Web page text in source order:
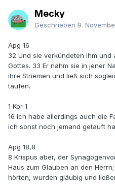
Mecky
Geschrieben 9.
Apg 16
32 Und sie verkündeten ihm und
Gottes. 33 Er nahm sie in jener
ihre Striemen und ließ sich
taufen.
1 Kor 1
16 Ich habe allerdings auch die
ich sonst noch jemand getauft
Apg 18,8
8 Krispus aber, der
Haus zum Glauben an den
hörten, wurden gläubig und